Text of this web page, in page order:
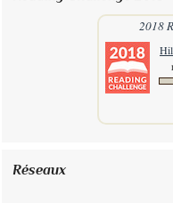
2018
Réseaux